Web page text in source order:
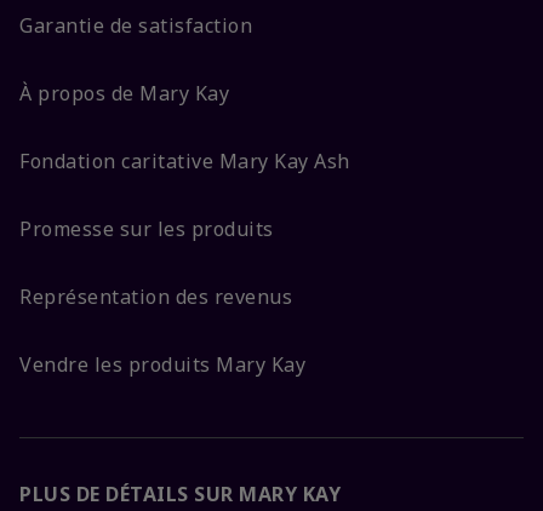
Garantie de satisfaction
À propos de Mary Kay
Fondation caritative Mary Kay Ash
Promesse sur les produits
Représentation des revenus
Vendre les produits Mary Kay
PLUS DE DÉTAILS SUR MARY KAY